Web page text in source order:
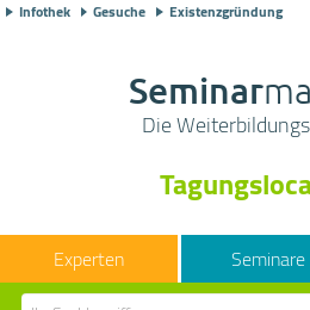
Infothek Gesuche Existenzgründung
Seminar
Die
Seminare